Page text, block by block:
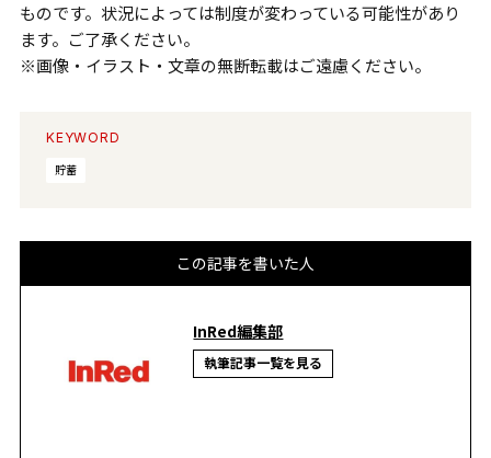
ものです。状況によっては制度が変わっている可能性があり
ます。ご了承ください。
※画像・イラスト・文章の無断転載はご遠慮ください。
KEYWORD
貯蓄
この記事を書いた人
InRed編集部
執筆記事一覧を見る